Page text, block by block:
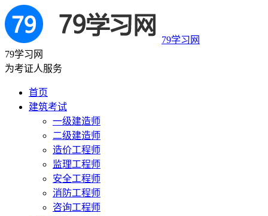
79学习网
79学习网
为考证人服务
首页
建筑考试
一级建造师
二级建造师
造价工程师
监理工程师
安全工程师
消防工程师
咨询工程师